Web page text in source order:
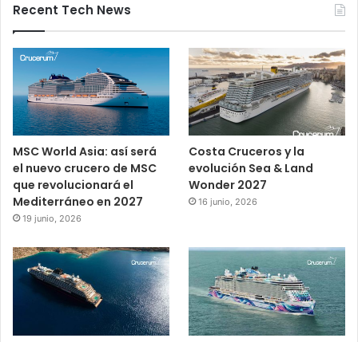
Recent Tech News
MSC World Asia: así será
el nuevo crucero de MSC
que revolucionará el
Mediterráneo en 2027
19 junio, 2026
Costa Cruceros y la
evolución Sea & Land
Wonder 2027
16 junio, 2026